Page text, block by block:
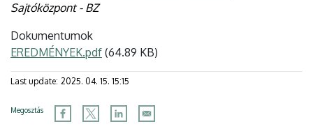
Sajtóközpont - BZ
Dokumentumok
EREDMÉNYEK.pdf (64.89 KB)
Last update: 2025. 04. 15. 15:15
Megosztás